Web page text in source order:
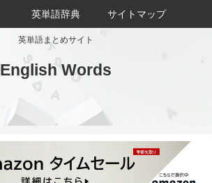
英単語まとめサイト
English Words
英単語辞典 サイトマップ